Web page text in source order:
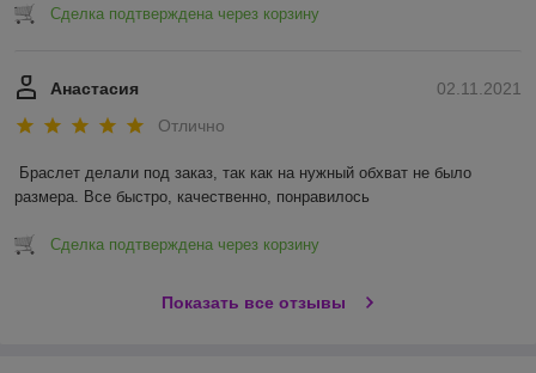
Сделка подтверждена через корзину
02.11.2021
Анастасия
Отлично
Браслет делали под заказ, так как на нужный обхват не было
размера. Все быстро, качественно, понравилось
Сделка подтверждена через корзину
Показать все отзывы